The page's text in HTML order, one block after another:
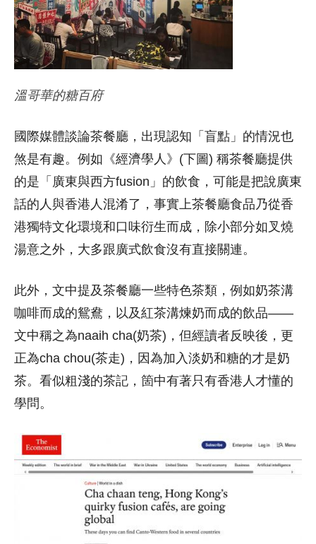
溫哥華的糖百府
國際媒體談論茶餐廳，出現認知「盲點」的情況也
煞是有趣。例如《經濟學人》(下圖) 稱茶餐廳提供
的是「廣東與西方fusion」的飲食，可能是把說廣東
話的人與香港人混淆了，事實上茶餐廳食品乃從香
港獨特文化環境和口味衍生而成，除小部分如叉燒
湯意之外，大多跟廣式飲食沒有直接關連。
此外，文中提及茶餐廳一些特色茶類，例如奶茶溝
咖啡而成的鴛鴦，以及紅茶溝煉奶而成的飲品——
文中稱之為naaih cha(奶茶)，但經讀者反映後，更
正為cha chou(茶走)，因為加入淡奶和糖的才是奶
茶。看似粗淺的茶記，箇中有著只有香港人才懂的
學問。